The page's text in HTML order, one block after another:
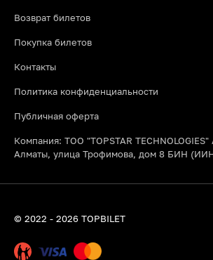
Возврат билетов
Покупка билетов
Контакты
Политика конфиденциальности
Публичная оферта
Компания: ТОО "TOPSTAR TECHNOLOGIES"
Алматы, улица Трофимова, дом 8 БИН
© 2022 - 2026 TOPBILET